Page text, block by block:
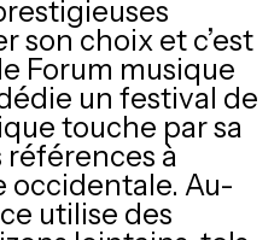
son choix et c’est
Forum musique
un festival de
touche par sa
références à
occidentale. Au-
utilise des